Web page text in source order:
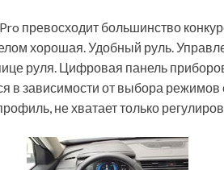
превосходит большинство
хорошая. Удобный руль.
руля. Цифровая панель
в зависимости от выбора режимов
не хватает только